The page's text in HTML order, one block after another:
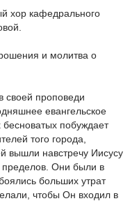
хор кафедрального
и молитва о
своей проповеди
евангельское
бесноватых побуждает
того города,
вышли навстречу Иисусу
пределов. Они были в
больших утрат
чтобы Он входил в